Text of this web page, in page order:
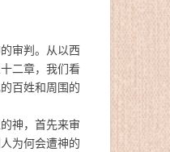
审判。从以西
二章，我们看
百姓和周围的
神，首先来审
为何会遭神的